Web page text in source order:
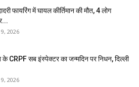
फायरिंग में घायल कीर्तिमान की मौत, 4 लोग
2026
के CRPF सब इंस्पेक्टर का जन्मदिन पर निधन, दिल्ली
2026